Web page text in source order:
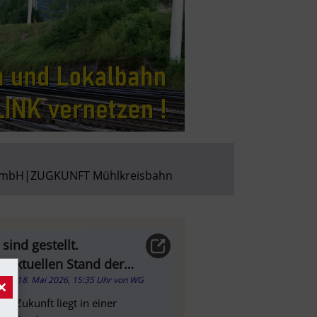
|ZUGKUNFT Mühlkreisbahn
gestellt.
aktuellen Stand der
18. Mai 2026, 15:35 Uhr von WG
Zukunft liegt in einer